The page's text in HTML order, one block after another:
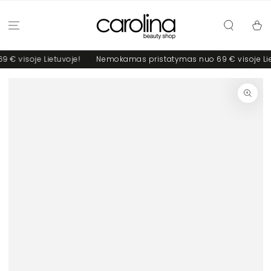
visoje Lietuvoje! Nemokamas pristatymas nuo 69 € visoje